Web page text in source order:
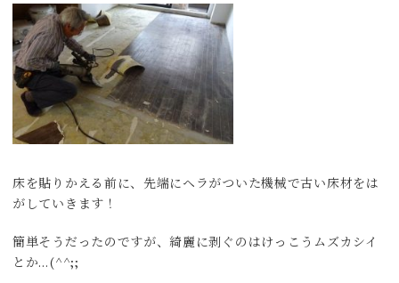
床を貼りかえる前に、先端にヘラがついた機械で古い床材をは
がしていきます！
簡単そうだったのですが、綺麗に剥ぐのはけっこうムズカシイ
とか…(^^;;